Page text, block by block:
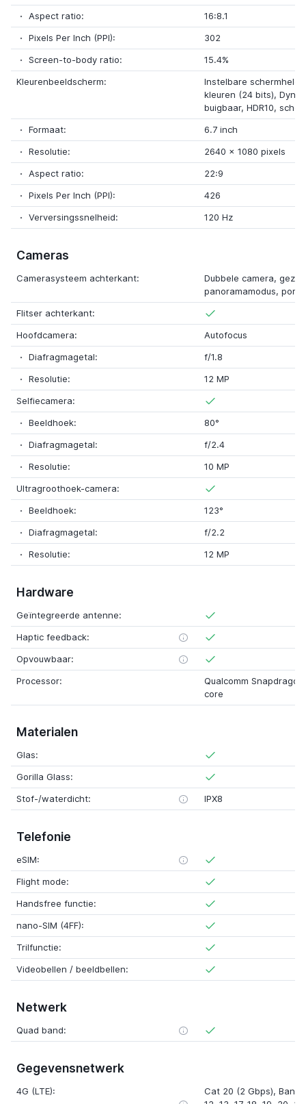
Aspect ratio:
16:8.1
Pixels Per Inch (PPI):
302
Screen-to-body ratio:
15.4%
Kleurenbeeldscherm:
Instelbare
kleuren (24 bits),
buigbaar, HDR10,
Formaat:
6.7 inch
Resolutie:
2640 x 1080 pixels
Aspect ratio:
22:9
Pixels Per Inch (PPI):
426
Verversingssnelheid:
120 Hz
Cameras
Camerasysteem achterkant:
Dubbele camera,
panoramamodus,
Flitser achterkant:
Hoofdcamera:
Autofocus
Diafragmagetal:
f/1.8
Resolutie:
12 MP
Selfiecamera:
Beeldhoek:
80°
Diafragmagetal:
f/2.4
Resolutie:
10 MP
Ultragroothoek-camera:
Beeldhoek:
123°
Diafragmagetal:
f/2.2
Resolutie:
12 MP
Hardware
Geïntegreerde antenne:
Haptic feedback:
Opvouwbaar:
Processor:
Qualcomm
core
Materialen
Glas:
Gorilla Glass:
Stof-/waterdicht:
IPX8
Telefonie
eSIM:
Flight mode:
Handsfree functie:
nano-SIM (4FF):
Trilfunctie:
Videobellen / beeldbellen:
Netwerk
Quad band:
Gegevensnetwerk
4G (LTE):
Cat 20 (2 Gbps), Band